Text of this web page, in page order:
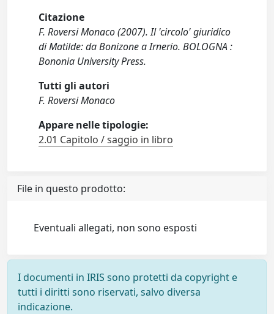
Citazione
F. Roversi Monaco (2007). Il 'circolo' giuridico
di Matilde: da Bonizone a Irnerio. BOLOGNA :
Bononia University Press.
Tutti gli autori
F. Roversi Monaco
Appare nelle tipologie:
2.01 Capitolo / saggio in libro
File in questo prodotto:
Eventuali allegati, non sono esposti
I documenti in IRIS sono protetti da copyright e
tutti i diritti sono riservati, salvo diversa
indicazione.